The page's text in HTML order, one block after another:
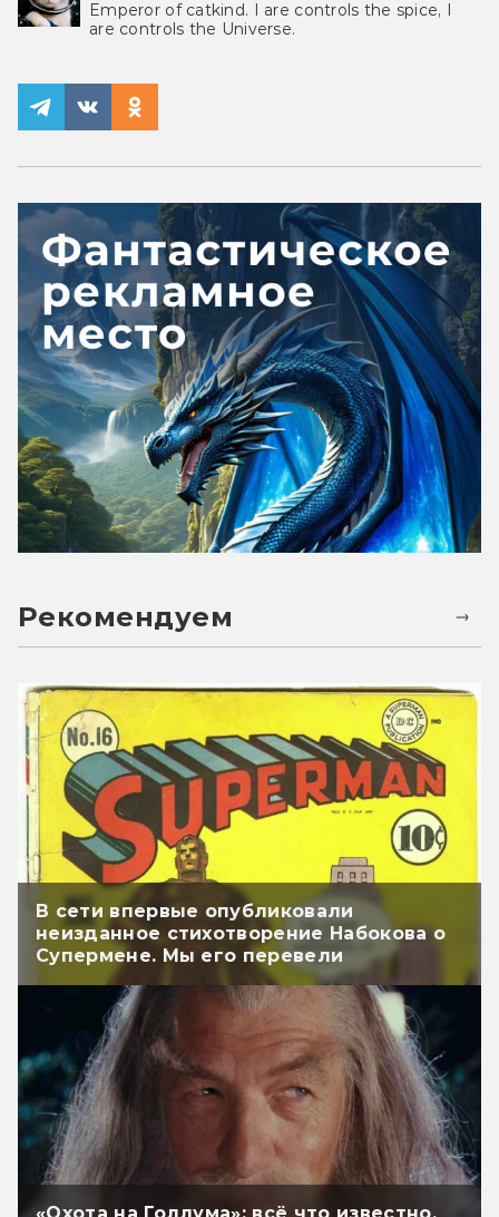
Emperor of catkind. I are controls the spice, I
are controls the Universe.
Рекомендуем
В сети впервые опубликовали
неизданное стихотворение Набокова о
Супермене. Мы его перевели